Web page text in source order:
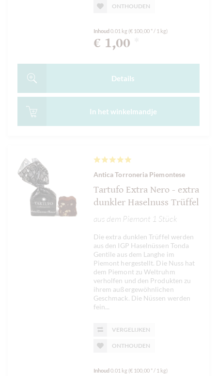
Details
In het winkelmandje
Inhoud0.01 kg (€ 100,00 * / 1 kg)
€ 1,00
ONTHOUDEN
Antica Torroneria Piemontese
Tartufo Extra Nero - extra
dunkler Haselnuss Trüffel
aus dem Piemont 1 Stück
Die extra dunklen Trüffel werden
aus den IGP Haselnüssen Tonda
Gentile aus dem Langhe im
Piemont hergestellt. Die Nuss hat
dem Piemont zu Weltruhm
verholfen und den Produkten zu
ihrem außergewöhnlichen
Geschmack. Die Nüssen werden
fein...
Inhoud0.01 kg (€ 100,00 * / 1 kg)
VERGELIJKEN
ONTHOUDEN